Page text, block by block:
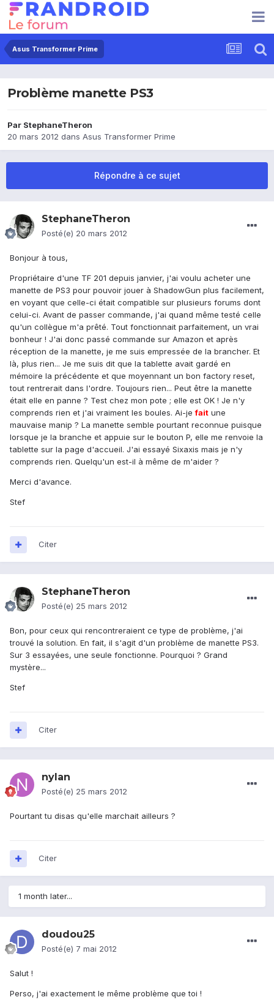
Asus Transformer Prime
Problème manette PS3
Par StephaneTheron
20 mars 2012 dans Asus Transformer Prime
Répondre à ce sujet
StephaneTheron
Posté(e) 20 mars 2012
Bonjour à tous,
Propriétaire d'une TF 201 depuis janvier, j'ai voulu acheter une
manette de PS3 pour pouvoir jouer à ShadowGun plus facilement,
en voyant que celle-ci était compatible sur plusieurs forums dont
celui-ci. Avant de passer commande, j'ai quand même testé celle
qu'un collègue m'a prêté. Tout fonctionnait parfaitement, un vrai
bonheur ! J'ai donc passé commande sur Amazon et après
réception de la manette, je me suis empressée de la brancher. Et
là, plus rien... Je me suis dit que la tablette avait gardé en
mémoire la précédente et que moyennant un bon factory reset,
tout rentrerait dans l'ordre. Toujours rien... Peut être la manette
était elle en panne ? Test chez mon pote ; elle est OK ! Je n'y
comprends rien et j'ai vraiment les boules. Ai-jefait une
mauvaise manip ? La manette semble pourtant reconnue puisque
lorsque je la branche et appuie sur le bouton P, elle me renvoie la
tablette sur la page d'accueil. J'ai essayé Sixaxis mais je n'y
comprends rien. Quelqu'un est-il à même de m'aider ?
Merci d'avance.
Stef
Citer
StephaneTheron
Posté(e) 25 mars 2012
Bon, pour ceux qui rencontreraient ce type de problème, j'ai
trouvé la solution. En fait, il s'agit d'un problème de manette PS3.
Sur 3 essayées, une seule fonctionne. Pourquoi ? Grand
mystère...
Stef
Citer
nylan
Posté(e) 25 mars 2012
Pourtant tu disas qu'elle marchait ailleurs ?
Citer
1 month later...
doudou25
Posté(e) 7 mai 2012
Salut !
Perso, j'ai exactement le même problème que toi !